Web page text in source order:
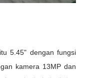
5.45" dengan fungsi
kamera 13MP dan